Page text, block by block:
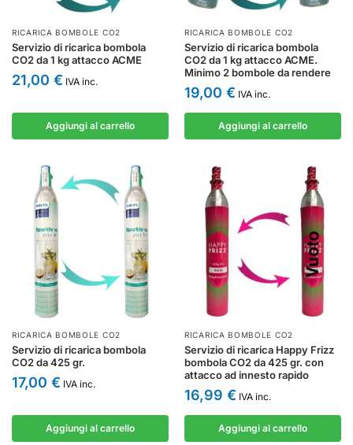
RICARICA BOMBOLE CO2
Servizio di ricarica bombola
CO2 da 1 kg attacco ACME
21,00 € IVA inc.
Aggiungi al carrello
RICARICA BOMBOLE CO2
Servizio di ricarica bombola
CO2 da 1 kg attacco ACME.
Minimo 2 bombole da rendere
19,00 € IVA inc.
Aggiungi al carrello
RICARICA BOMBOLE CO2
Servizio di ricarica bombola
CO2 da 425 gr.
17,00 € IVA inc.
Aggiungi al carrello
RICARICA BOMBOLE CO2
Servizio di ricarica Happy Frizz
bombola CO2 da 425 gr. con
attacco ad innesto rapido
16,99 € IVA inc.
Aggiungi al carrello